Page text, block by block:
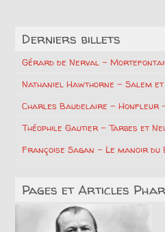
Derniers billets
Gérard de Nerval –
Nathaniel Hawthorne – Salem
Charles Baudelaire – Honfleur
Théophile Gautier – Tarbes et
Françoise Sagan – Le manoir
Pages et Articles